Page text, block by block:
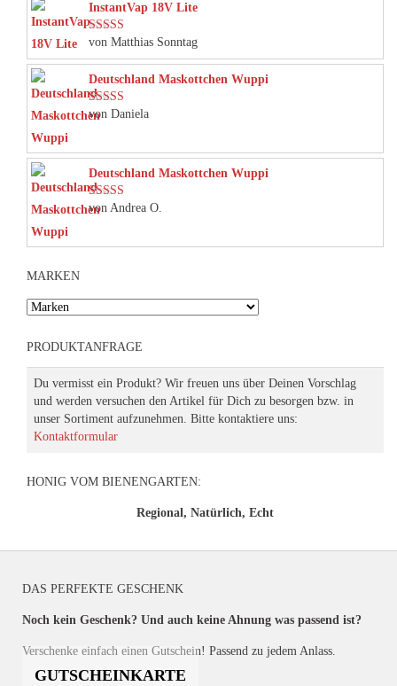
InstantVap 18V Lite
Bewertet mit
5von 5
von Matthias Sonntag
Deutschland Maskottchen Wuppi
Bewertet mit
von Daniela
Deutschland Maskottchen Wuppi
Bewertet mit
von Andrea O.
MARKEN
PRODUKTANFRAGE
Du vermisst ein Produkt? Wir freuen uns über Deinen Vorschlag
und werden versuchen den Artikel für Dich zu besorgen bzw. in
unser Sortiment aufzunehmen. Bitte kontaktiere uns:
Kontaktformular
HONIG VOM BIENENGARTEN:
Regional, Natürlich, Echt
DAS PERFEKTE GESCHENK
Noch kein Geschenk? Und auch keine Ahnung was passend ist?
Verschenke einfach einen Gutschein! Passend zu jedem Anlass.
GUTSCHEINKARTE